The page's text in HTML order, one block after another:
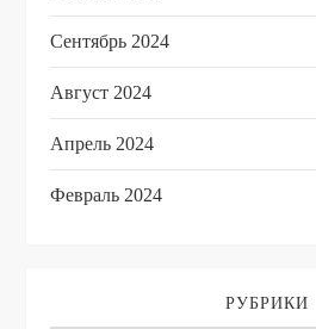
Сентябрь 2024
Август 2024
Апрель 2024
Февраль 2024
РУБРИКИ